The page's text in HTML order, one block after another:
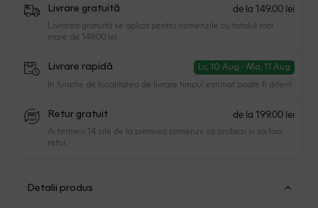
Livrare gratuită de la 149.00 lei
Livrarea gratuită se aplica pentru comenzile cu totalul mai
mare de 149.00 lei
Livrare rapidă Lu, 10 Aug - Ma, 11 Aug
In functie de localitatea de livrare timpul estimat poate fi diferit.
Retur gratuit de la 199.00 lei
Ai termen 14 zile de la primirea comenzii sa probezi si sa faci
retur.
Detalii produs